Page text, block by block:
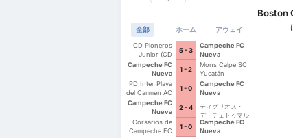
全部 ホーム アウェイ
CD Pioneros
Junior (CD
Pioneros de
Cancún II)
5 - 3
Campeche FC
Nueva
Generación
Campeche FC
Nueva
Generación
1 - 2
Mons Calpe SC
Yucatán
PD Inter Playa
del Carmen AC
II
1 - 0
Campeche FC
Nueva
Campeche FC
Nueva
Generación
2 - 4
ティグリオス・
デ・チェトゥマル
Corsarios de
Campeche FC
1 - 0
Campeche FC
Nueva
Boston